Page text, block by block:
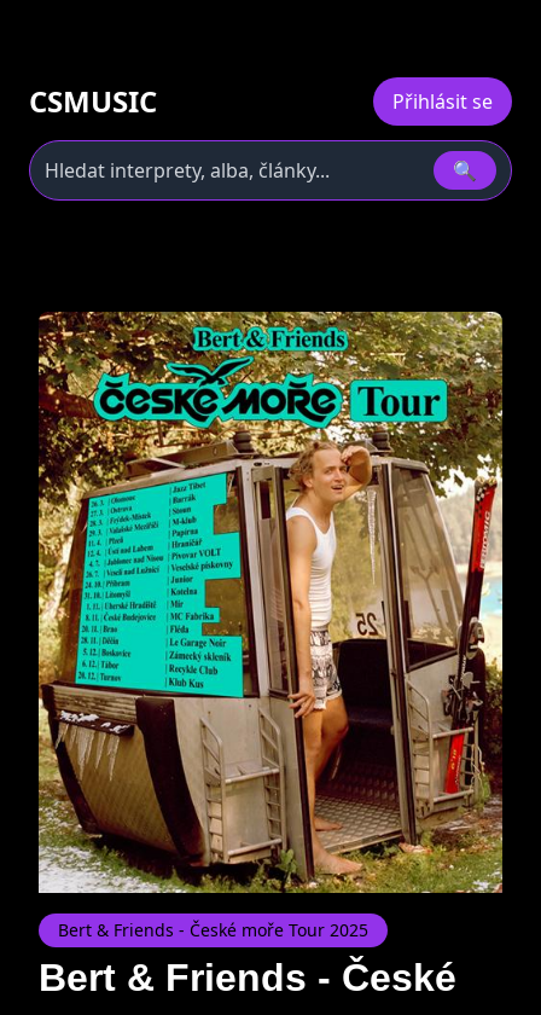
CSMUSIC Přihlásit se
🔍
Bert & Friends - České moře Tour 2025
Bert & Friends - České